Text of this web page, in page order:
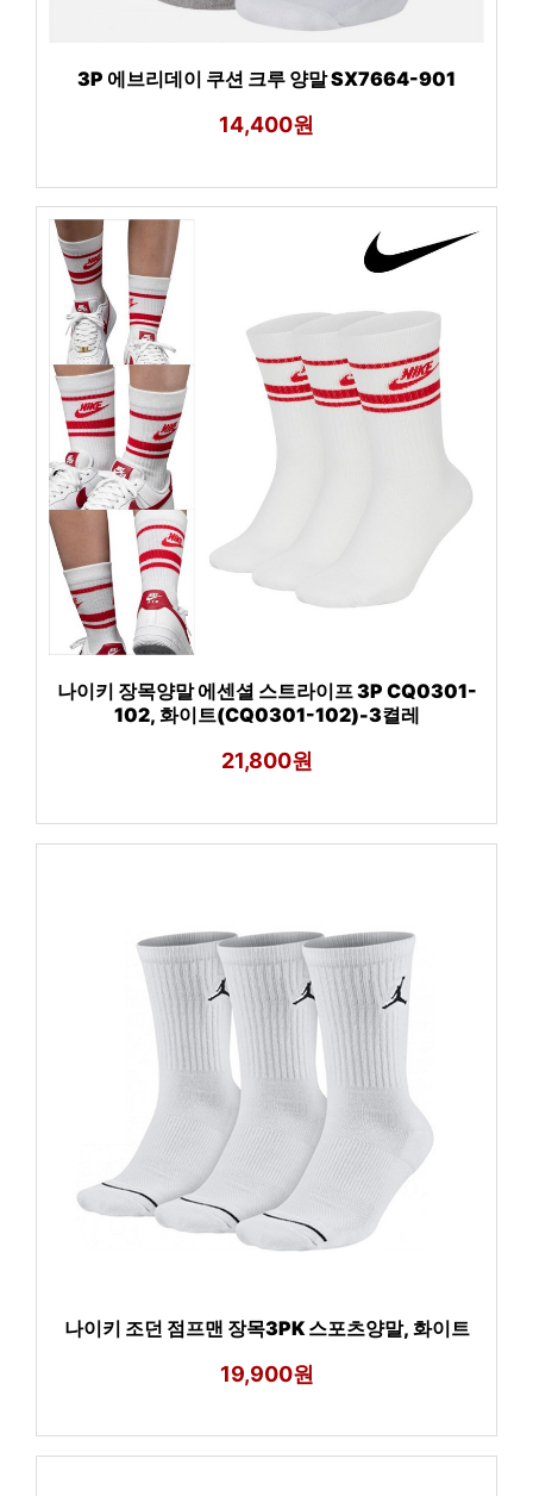
3P 에브리데이 쿠션 크루 양말 SX7664-901
14,400원
나이키 장목양말 에센셜 스트라이프 3P CQ0301-
102, 화이트(CQ0301-102)-3켤레
21,800원
나이키 조던 점프맨 장목3PK 스포츠양말, 화이트
19,900원